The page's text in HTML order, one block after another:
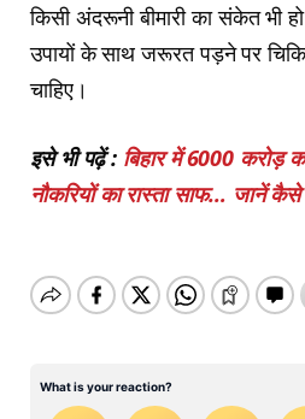
किसी अंदरूनी बीमारी का संकेत भी
उपायों के साथ जरूरत पड़ने पर
चाहिए।
इसे भी पढ़ें : बिहार में 6000 करोड़
नौकरियों का रास्ता साफ… जानें कैसे